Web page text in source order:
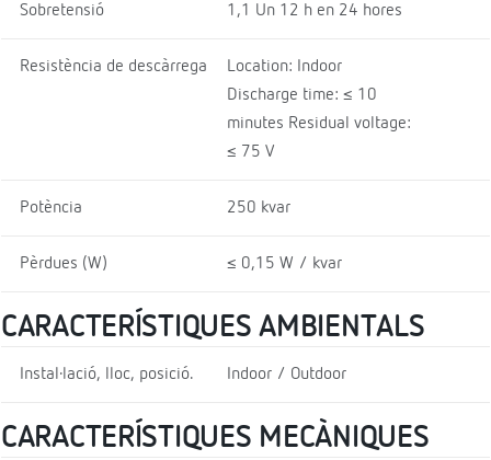
Sobretensió 1,1 Un 12 h en 24 hores
Resistència de descàrrega
Location: Indoor
Discharge time: ≤ 10
minutes Residual voltage:
≤ 75 V
Potència 250 kvar
Pèrdues (W) ≤ 0,15 W / kvar
CARACTERÍSTIQUES AMBIENTALS
Instal·lació, lloc, posició. Indoor / Outdoor
CARACTERÍSTIQUES MECÀNIQUES